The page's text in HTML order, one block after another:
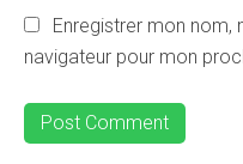
Enregistrer mon nom,
navigateur pour mon